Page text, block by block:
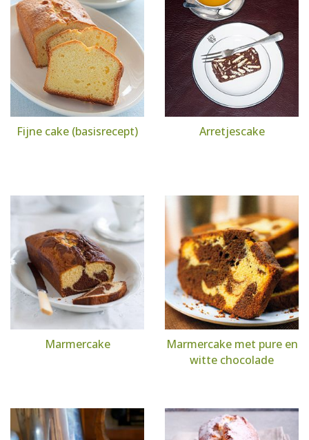
Fijne cake (basisrecept) Arretjescake
Marmercake
Marmercake met pure en
witte chocolade